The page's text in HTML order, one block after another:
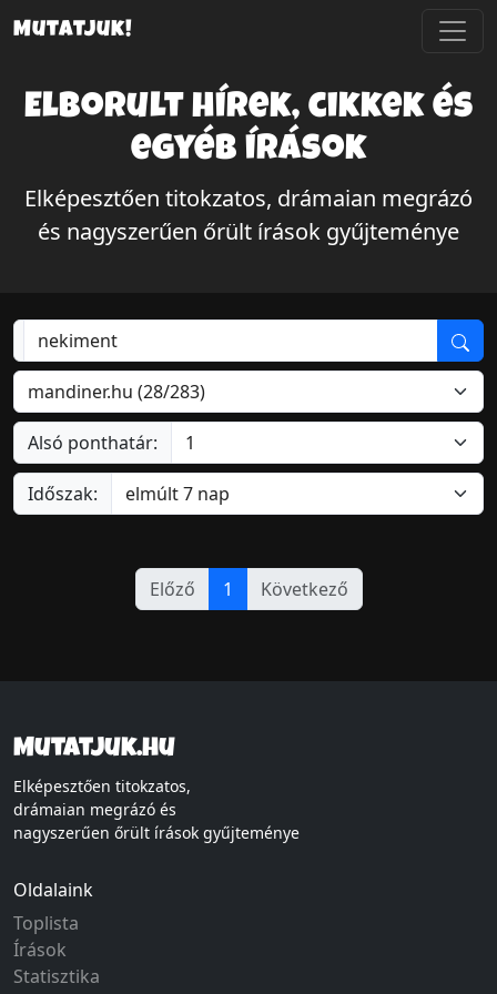
Mutatjuk!
Elborult hírek, cikkek és
egyéb írások
Elképesztően titokzatos, drámaian megrázó
és nagyszerűen őrült írások gyűjteménye
Alsó ponthatár:
Időszak:
Előző 1 Következő
Mutatjuk.hu
Elképesztően titokzatos,
drámaian megrázó és
nagyszerűen őrült írások gyűjteménye
Oldalaink
Toplista
Írások
Statisztika